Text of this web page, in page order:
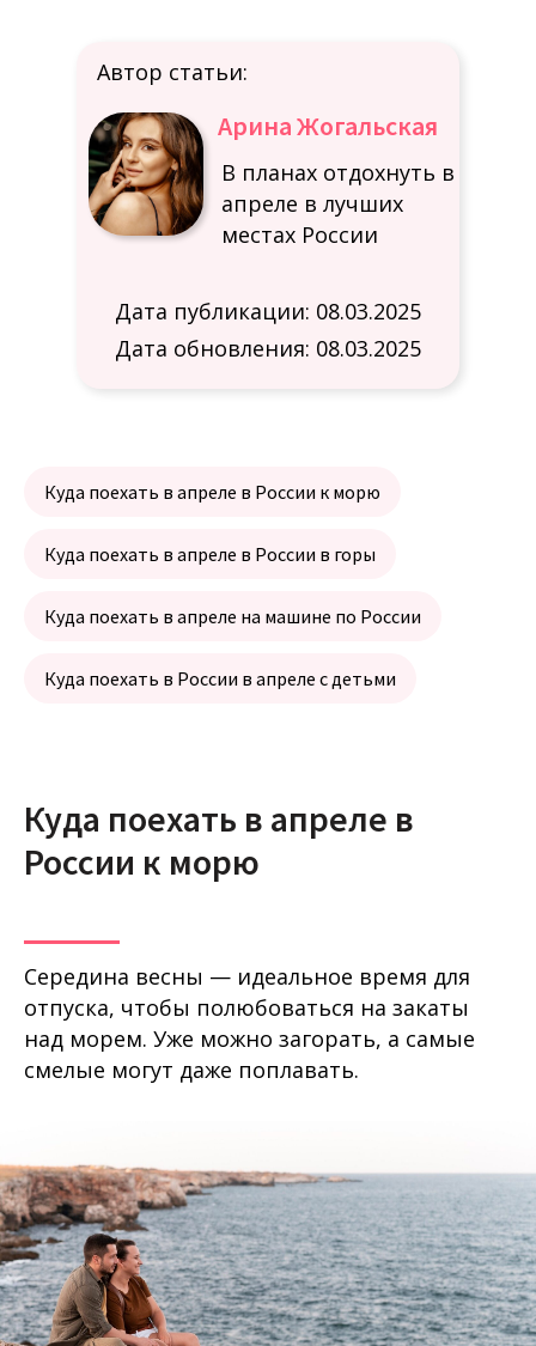
Арина Жогальская
Дата публикации: 08.03.2025
Автор статьи:
Дата обновления: 08.03.2025
В планах отдохнуть в
апреле в лучших
местах России
Куда поехать в апреле в России к морю
Куда поехать в апреле в России в горы
Куда поехать в апреле на машине по России
Куда поехать в России в апреле с детьми
Куда поехать в апреле в
России к морю
Середина весны — идеальное время для
отпуска, чтобы полюбоваться на закаты
над морем. Уже можно загорать, а самые
смелые могут даже поплавать.